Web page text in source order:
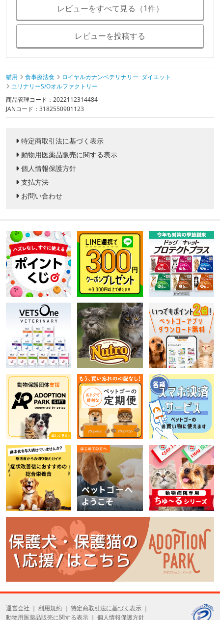
レビューをすべて見る（1件）
レビューを投稿する
猫用 食事療法食
ロイヤルカナンベテリナリー･ダイエット
ユリナリーS/Oオルファクトリー
商品管理コード：2022112314484
JANコード：3182550901123
特定商取引法に基づく表示
動物用医薬品販売に関する表示
個人情報保護方針
支払方法
お問い合わせ
運営会社 利用規約
特定商取引法に基づく表示
動物用医薬品販売に関する表示
個人情報保護方針